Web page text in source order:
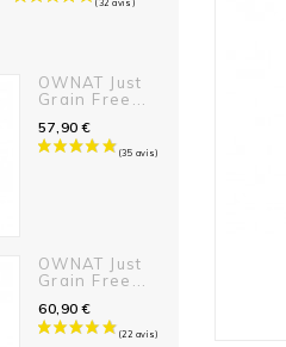
OWNAT Just
Grain Free...
57,90 €
OWNAT Just
Grain Free...
60,90 €